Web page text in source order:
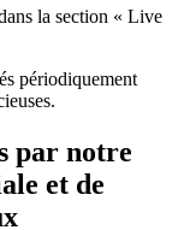
la section « Live
périodiquement
par notre
et de